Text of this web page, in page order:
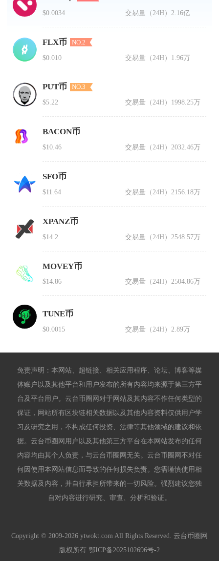
$0.0034 交易量（24H） 2.16亿
FLX币 NO.2
$0.010 交易量（24H） 1.96万
PUT币 NO.3
$5.22 交易量（24H） 1998.25万
BACON币
$10.46 交易量（24H） 2032.46万
SFO币
$11.64 交易量（24H） 2156.18万
XPANZ币
$14.2 交易量（24H） 2548.57万
MOVEY币
$14.86 交易量（24H）2504.86万
TUNE币
$0.0015 交易量（24H） 2.89万
免责声明：本网站、超链接、相关应用程序、论坛、博客等媒
体账户以及其他平台和用户发布的所有内容均来源于第三方平
台及平台用户。云台币圈网对于网站及其内容不作任何类型的
保证，网站所有区块链相关数据以及其他内容资料仅供用户学
习及研究之用，不构成任何投资、法律等其他领域的建议和依
据。云台币圈网用户以及其他第三方平台在本网站发布的任何
内容均由其个人负责，与云台币圈网无关。云台币圈网不对任
何因使用本网站信息而导致的任何损失负责。您需谨慎使用相
关数据及内容，并自行承担所带来的一切风险。强烈建议您独
自对内容进行研究、审查、分析和验证。
Copyright © 2009-2026 ytwokt.com All Rights Reserved. 云台币圈网
版权所有 鄂ICP备2025102696号-2